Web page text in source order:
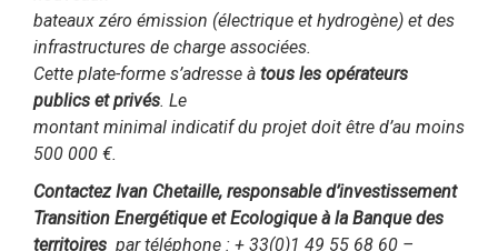
bateaux zéro émission (électrique et hydrogène) et des
infrastructures de charge associées.
Cette plate-forme s’adresse à tous les opérateurs
publics et privés. Le
montant minimal indicatif du projet doit être d’au moins
500 000 €.
Contactez Ivan Chetaille, responsable d’investissement
Transition Energétique et Ecologique à la Banque des
territoires par téléphone : + 33(0)1 49 55 68 60 –